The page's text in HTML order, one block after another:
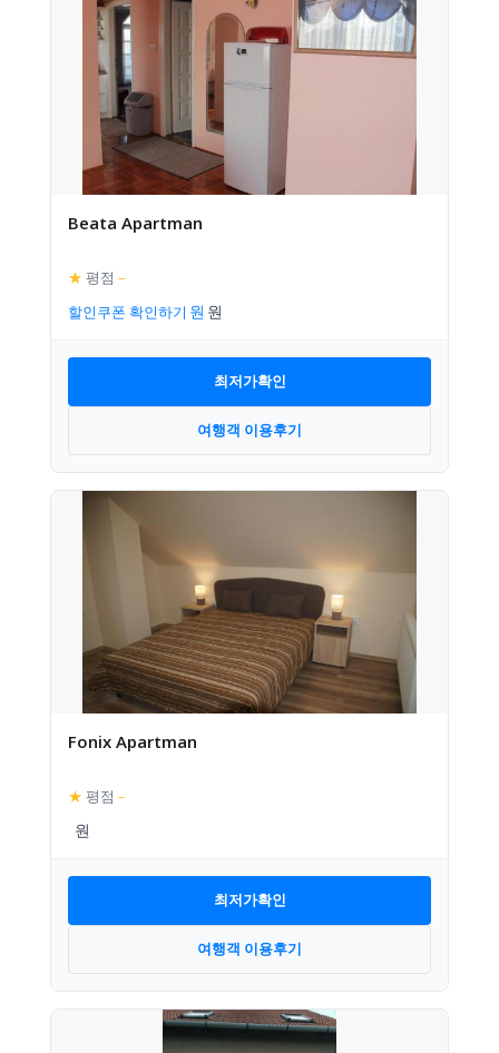
Beata Apartman
★ 평점 –
할인쿠폰 확인하기
최저가확인
여행객 이용후기
Fonix Apartman
★ 평점 –
최저가확인
여행객 이용후기